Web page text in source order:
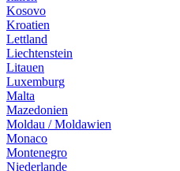
Kosovo
Kroatien
Lettland
Liechtenstein
Litauen
Luxemburg
Malta
Mazedonien
Moldau / Moldawien
Monaco
Montenegro
Niederlande